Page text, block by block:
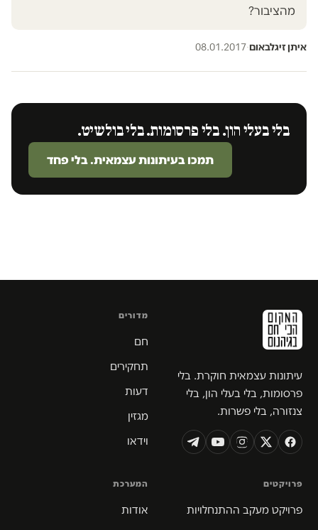
מהציבור?
איתן זיגלבאום·
08.01.2017
בלי בעלי הון. בלי פרסומות. בלי בולשיט.
תמכו בעיתונות עצמאית. בלי פחד
עיתונות עצמאית חוקרת. בלי
פרסומות, בלי בעלי הון, בלי
צנזורה, בלי פשרות.
מדורים
חם
תחקירים
דעות
מגזין
וידאו
פרויקטים
פרויקט מעקב ההתנחלויות
המערכת
אודות